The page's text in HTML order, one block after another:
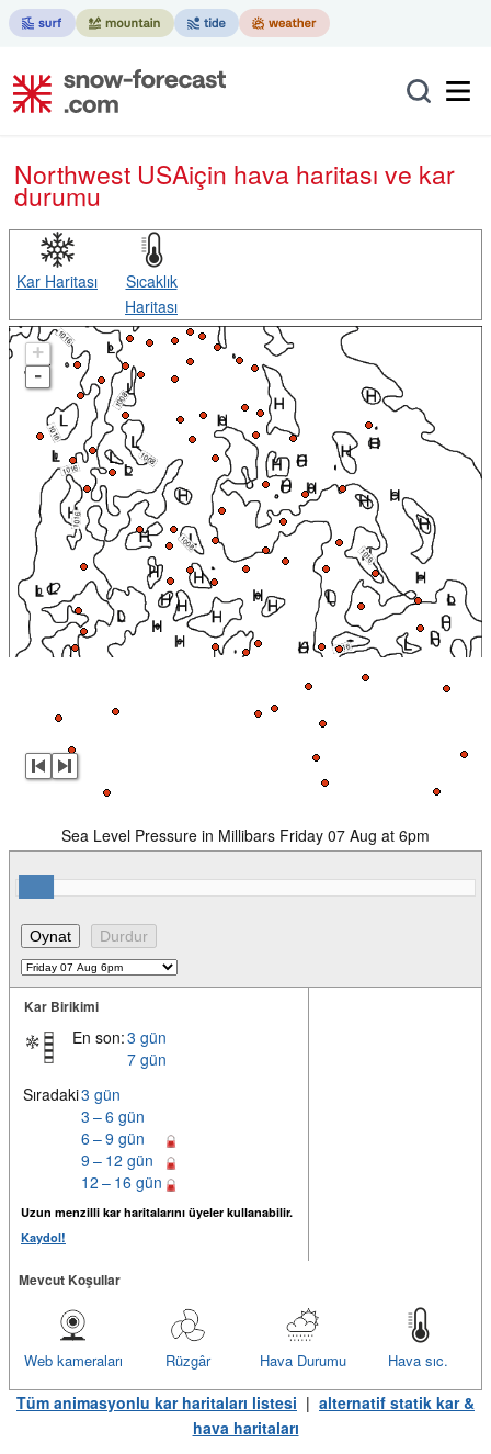
Northwest USAiçin hava haritası ve kar
durumu
Kar Haritası
Sıcaklık
Haritası
+
-
Sea Level Pressure in Millibars Friday 07 Aug at 6pm
Kar Birikimi
En son:3 gün
7 gün
Sıradaki3 gün
3 – 6 gün
6 – 9 gün
9 – 12 gün
12 – 16 gün
Uzun menzilli kar haritalarını üyeler kullanabilir.
Kaydol!
Mevcut Koşullar
Hava sıc.
Hava Durumu
Rüzgâr
Web kameraları
Tüm animasyonlu kar haritaları listesi | alternatif statik kar &
hava haritaları